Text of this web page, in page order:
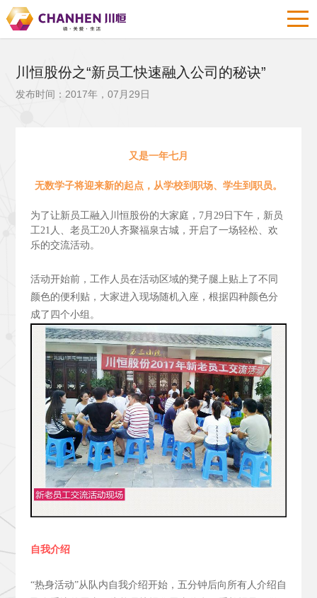
川恒股份之“新员工快速融入公司的秘诀”
发布时间：2017年，07月29日
又是一年七月
无数学子将迎来新的起点，从学校到职场、学生到职员。
为了让新员工融入川恒股份的大家庭，7月29日下午，新员
工21人、老员工20人齐聚福泉古城，开启了一场轻松、欢
乐的交流活动。
活动开始前，工作人员在活动区域的凳子腿上贴上了不同
颜色的便利贴，大家进入现场随机入座，根据四种颜色分
成了四个小组。
自我介绍
“热身活动”从队内自我介绍开始，五分钟后向所有人介绍自